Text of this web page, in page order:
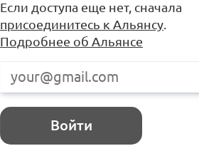
Если доступа еще нет, сначала
присоединитесь к Альянсу.
Подробнее об Альянсе
Войти